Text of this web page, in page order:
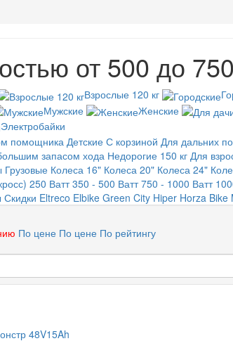
от 500 до
Взрослые 120 кг
Мужские Женские
Электробайки
помощника Детские С корзиной Для дальних
запасом хода Недорогие 150 кг Для
Грузовые Колеса 16" Колеса 20" Колеса 24"
250 Ватт 350 - 500 Ватт 750 - 1000 Ватт
Скидки Eltreco Elbike Green City Hiper Horza Bike
По цене По цене По рейтингу